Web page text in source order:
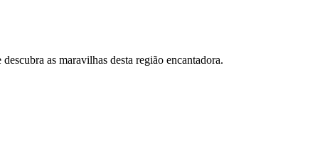
as maravilhas desta região encantadora.